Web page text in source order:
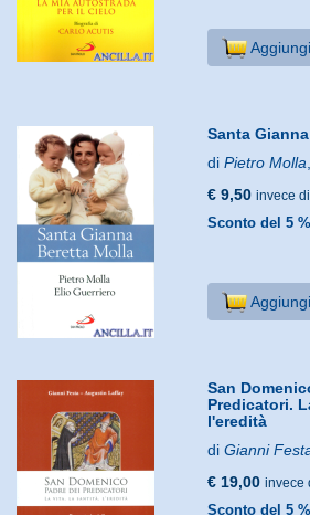
Santa
diPietro Molla
€ 9,50 invece
Sconto del 5 %
San
Predicatori.
l'eredità
diGianni
€ 19,00 invece
Sconto del 5 %